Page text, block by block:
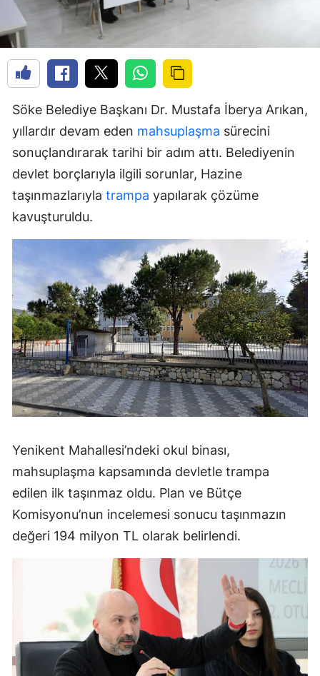
Söke Belediye Başkanı Dr. Mustafa İberya Arıkan,
yıllardır devam eden mahsuplaşma sürecini
sonuçlandırarak tarihi bir adım attı. Belediyenin
devlet borçlarıyla ilgili sorunlar, Hazine
taşınmazlarıyla trampa yapılarak çözüme
kavuşturuldu.
Yenikent Mahallesi’ndeki okul binası,
mahsuplaşma kapsamında devletle trampa
edilen ilk taşınmaz oldu. Plan ve Bütçe
Komisyonu’nun incelemesi sonucu taşınmazın
değeri 194 milyon TL olarak belirlendi.